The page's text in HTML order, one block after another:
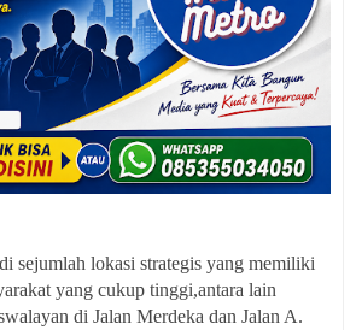
sejumlah lokasi strategis yang memiliki
yang cukup tinggi,antara lain
di Jalan Merdeka dan Jalan A.